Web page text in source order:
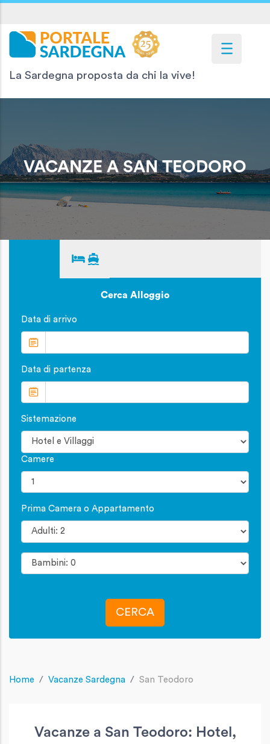
La Sardegna proposta da chi la vive!
VACANZE A SAN TEODORO
Cerca Alloggio
Data di arrivo
Data di partenza
Sistemazione
Camere
Prima Camera o Appartamento
CERCA
Home Vacanze Sardegna San Teodoro
Vacanze a San Teodoro: Hotel,